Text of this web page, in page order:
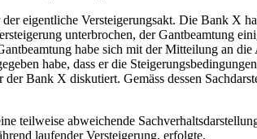
eigentliche Versteigerungsakt. Die Bank X
unterbrochen, der Gantbeamtung
habe sich mit der Mitteilung an
habe, dass er die
Bank X diskutiert. Gemäss dessen
teilweise abweichende
laufender Versteigerung, erfolgte.